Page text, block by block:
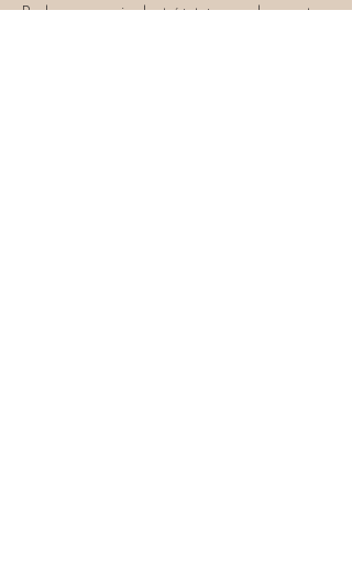
Podpora rozvoje vlastní intuice a schopnost